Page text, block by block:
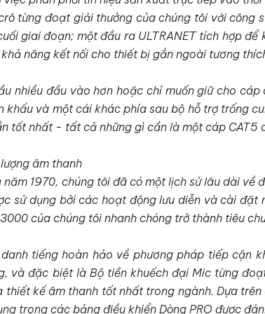
từng đoạt giải thưởng của chúng tôi với công
giai đoạn; một đầu ra ULTRANET tích hợp
khả năng kết nối cho thiết bị gắn ngoài tương
nhiều đầu vào hơn hoặc chỉ muốn giữ cho
khấu và một cái khác phía sau bộ hỗ trợ trống
tốt nhất - tất cả những gì cần là một cáp CAT5
âm thanh
1970, chúng tôi đã có một lịch sử lâu dài về
sử dụng bởi các hoạt động lưu diễn và cài
của chúng tôi nhanh chóng trở thành tiêu
tiếng hoàn hảo về phương pháp tiếp cận
và đặc biệt là Bộ tiền khuếch đại Mic từng
kế âm thanh tốt nhất trong ngành. Dựa trên
trong các bảng điều khiển Dòng PRO được